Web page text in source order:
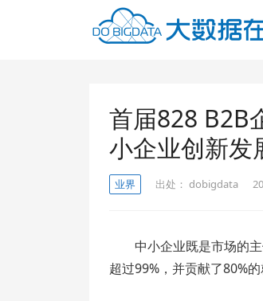
首届828 B2B
小企业创新发
业界 出处： dobigdata
中小企业既是市场的
超过99%，并贡献了80%的